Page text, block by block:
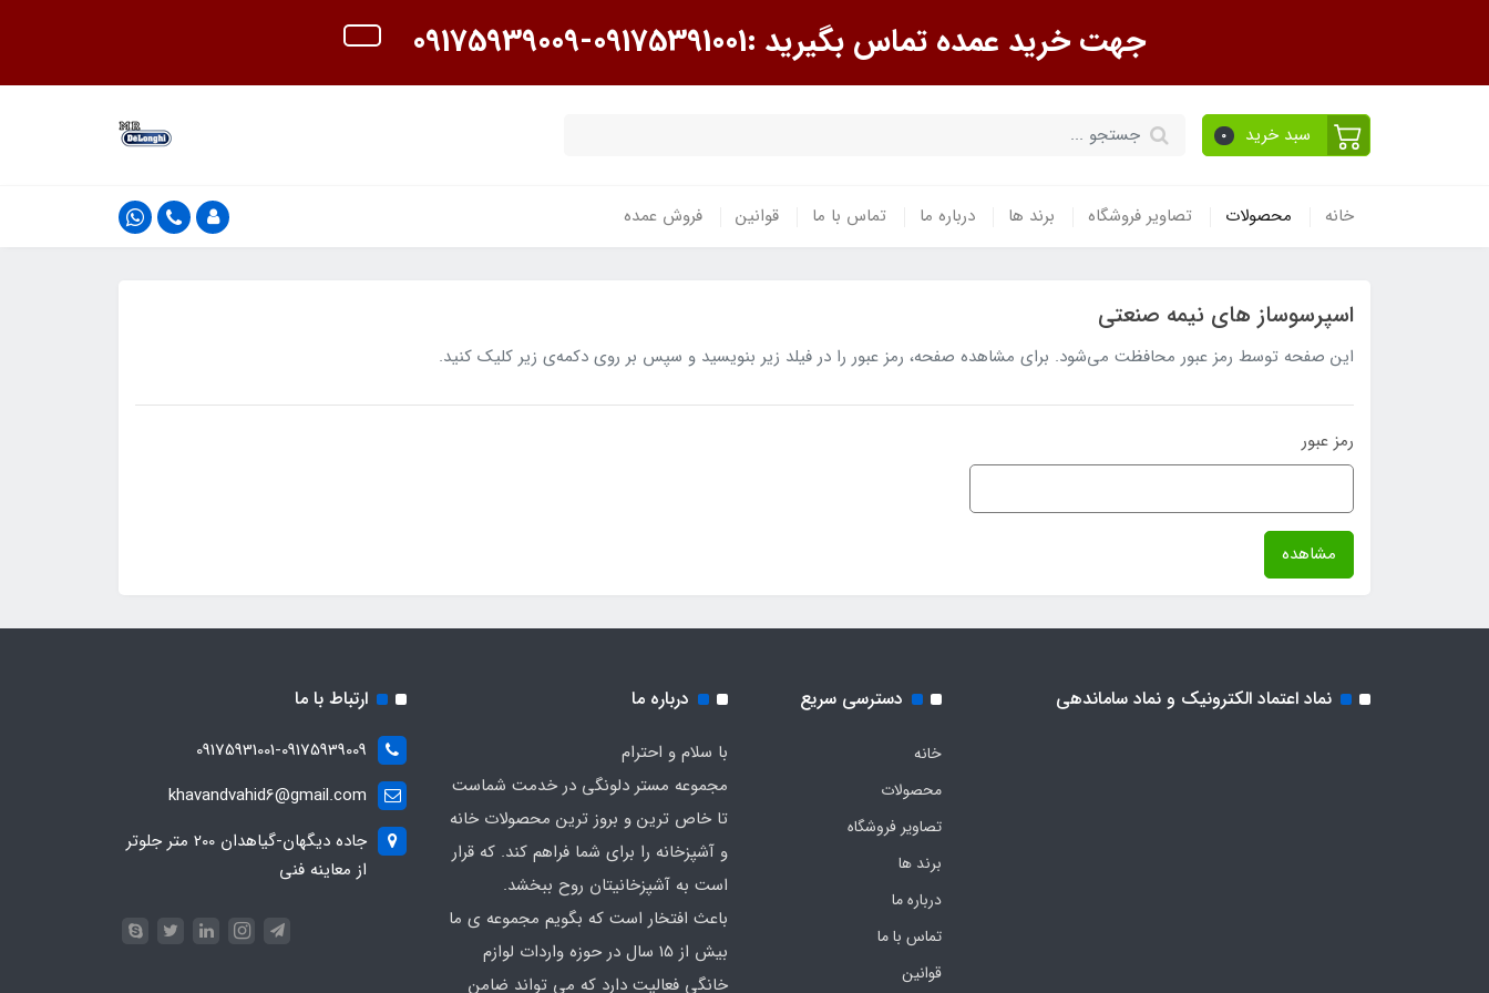
جهت خرید عمده تماس بگیرید :09175391001-09175939009
سبد خرید 0
خانه محصولات تصاویر فروشگاه برند ها درباره ما تماس با ما قوانین فروش عمده
اسپرسوساز های نیمه صنعتی
این صفحه توسط رمز عبور محافظت می‌شود. برای مشاهده صفحه، رمز عبور را در فیلد زیر بنویسید و سپس بر روی دکمه‌ی زیر کلیک کنید.
رمز عبور
مشاهده
نماد اعتماد الکترونیک و نماد ساماندهی دسترسی سریع
خانه
محصولات
تصاویر فروشگاه
برند ها
درباره ما
تماس با ما
قوانین
درباره ما
با سلام و احترام
مجموعه مستر دلونگی در خدمت شماست
تا خاص ترین و بروز ترین محصولات خانه
و آشپزخانه را برای شما فراهم کند. که قرار
است به آشپزخانیتان روح ببخشد.
باعث افتخار است که بگویم مجموعه ی ما
بیش از 15 سال در حوزه واردات لوازم
خانگی فعالیت دارد که می تواند ضامن
ارتباط با ما
09175931001-09175939009
khavandvahid6@gmail.com
جاده دیگهان-گیاهدان 200 متر جلوتر
از معاینه فنی